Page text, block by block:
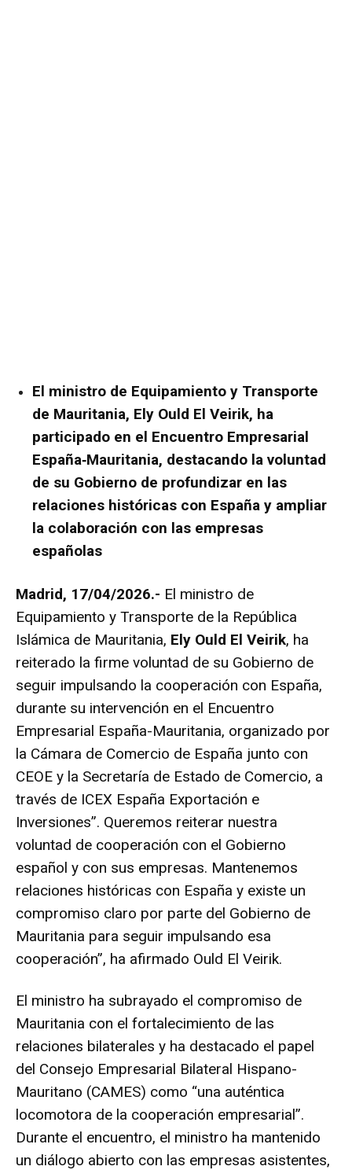
El ministro de Equipamiento y Transporte
de Mauritania, Ely Ould El Veirik, ha
participado en el Encuentro Empresarial
España‑Mauritania, destacando la voluntad
de su Gobierno de profundizar en las
relaciones históricas con España y ampliar
la colaboración con las empresas
españolas
Madrid, 17/04/2026.- El ministro de
Equipamiento y Transporte de la República
Islámica de Mauritania, Ely Ould El Veirik, ha
reiterado la firme voluntad de su Gobierno de
seguir impulsando la cooperación con España,
durante su intervención en el Encuentro
Empresarial España-Mauritania, organizado por
la Cámara de Comercio de España junto con
CEOE y la Secretaría de Estado de Comercio, a
través de ICEX España Exportación e
Inversiones”. Queremos reiterar nuestra
voluntad de cooperación con el Gobierno
español y con sus empresas. Mantenemos
relaciones históricas con España y existe un
compromiso claro por parte del Gobierno de
Mauritania para seguir impulsando esa
cooperación”, ha afirmado Ould El Veirik.
El ministro ha subrayado el compromiso de
Mauritania con el fortalecimiento de las
relaciones bilaterales y ha destacado el papel
del Consejo Empresarial Bilateral Hispano-
Mauritano (CAMES) como “una auténtica
locomotora de la cooperación empresarial”.
Durante el encuentro, el ministro ha mantenido
un diálogo abierto con las empresas asistentes,